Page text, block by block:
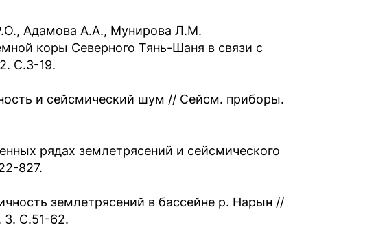
Адамова А.А., Мунирова Л.М.
коры Северного Тянь-Шаня в связи с
С.3-19.
и сейсмический шум // Сейсм. приборы.
рядах землетрясений и сейсмического
827.
землетрясений в бассейне р. Нарын //
3. С.51-62.